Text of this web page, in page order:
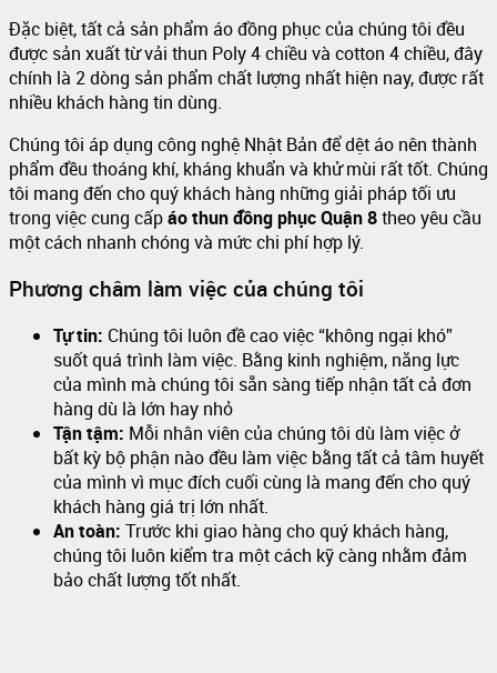
Đặc biệt, tất cả sản phẩm áo đồng phục của chúng tôi đều
được sản xuất từ vải thun Poly 4 chiều và cotton 4 chiều, đây
chính là 2 dòng sản phẩm chất lượng nhất hiện nay, được rất
nhiều khách hàng tin dùng.
Chúng tôi áp dụng công nghệ Nhật Bản để dệt áo nên thành
phẩm đều thoáng khí, kháng khuẩn và khử mùi rất tốt. Chúng
tôi mang đến cho quý khách hàng những giải pháp tối ưu
trong việc cung cấpáo thun đồng phục Quận 8theo yêu cầu
một cách nhanh chóng và mức chi phí hợp lý.
Phương châm làm việc của chúng tôi
Tự tin: Chúng tôi luôn đề cao việc “không ngại khó”
suốt quá trình làm việc. Bằng kinh nghiệm, năng lực
của mình mà chúng tôi sẵn sàng tiếp nhận tất cả đơn
hàng dù là lớn hay nhỏ
Tận tậm: Mỗi nhân viên của chúng tôi dù làm việc ở
bất kỳ bộ phận nào đều làm việc bằng tất cả tâm huyết
của mình vì mục đích cuối cùng là mang đến cho quý
khách hàng giá trị lớn nhất.
An toàn: Trước khi giao hàng cho quý khách hàng,
chúng tôi luôn kiểm tra một cách kỹ càng nhằm đảm
bảo chất lượng tốt nhất.